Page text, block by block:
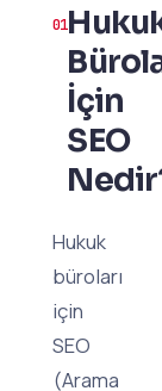
İçin
SEO
Hukuk
büroları
için
SEO
(Arama